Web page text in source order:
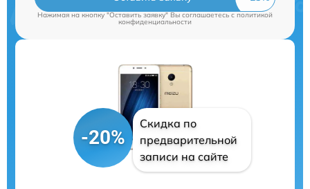
Нажимая на кнопку "Оставить заявку" Вы соглашаетесь cполитикой
конфиденциальности
-20%
Скидка по
предварительной
записи на сайте